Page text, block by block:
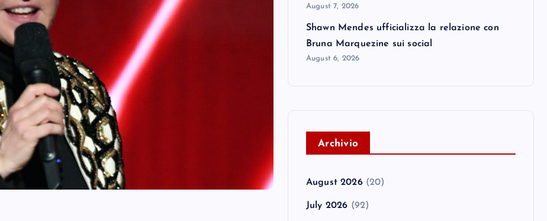
August 7, 2026
Shawn Mendes ufficializza la relazione con
Bruna Marquezine sui social
August 6, 2026
Archivio
August 2026(20)
July 2026 (92)